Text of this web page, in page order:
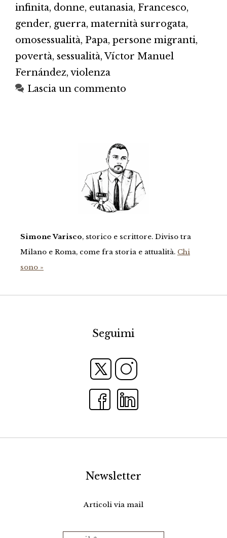
infinita, donne, eutanasia, Francesco,
gender, guerra, maternità surrogata,
omosessualità, Papa, persone migranti,
povertà, sessualità,Víctor Manuel
Fernández, violenza
Lascia un commento
Simone Varisco, storico e scrittore. Diviso tra
Milano e Roma, come fra storia e attualità. Chi
sono »
Seguimi
Newsletter
Articoli via mail